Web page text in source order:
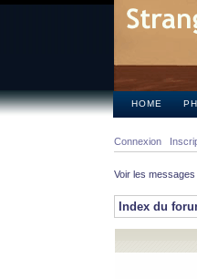
HOME
Connexion
Voir les
Index du